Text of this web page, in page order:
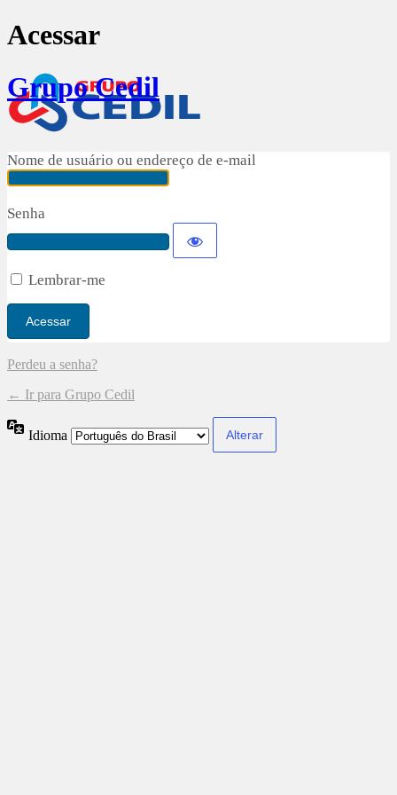
Acessar
Grupo Cedil
Nome de usuário ou endereço de e-mail
Senha
Lembrar-me
Perdeu a senha?
← Ir para Grupo Cedil
Idioma